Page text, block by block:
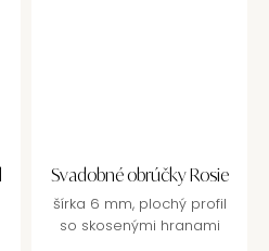
Svadobné obrúčky Rosie
šírka 6 mm, plochý profil
so skosenými hranami